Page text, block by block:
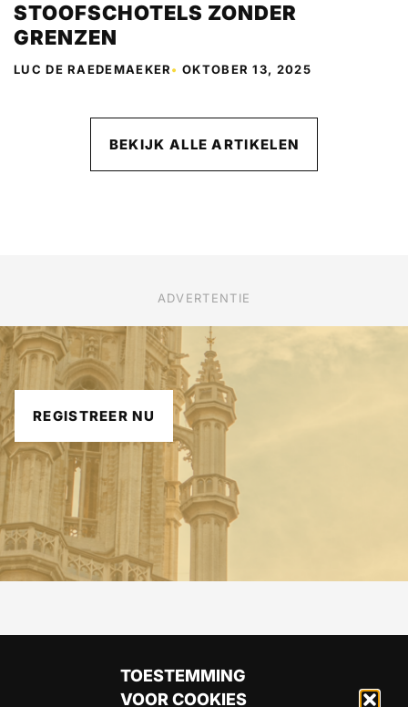
TOESTEMMING
VOOR COOKIES
STOOFSCHOTELS ZONDER
GRENZEN
LUC DE RAEDEMAEKER•OKTOBER 13, 2025
BEKIJK ALLE ARTIKELEN
ADVERTENTIE
REGISTREER NU